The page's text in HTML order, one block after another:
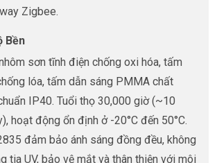
Zigbee.
Bền
sơn tĩnh điện chống oxi hóa, tấm
lóa, tấm dẫn sáng PMMA chất
IP40. Tuổi thọ 30,000 giờ (~10
hoạt động ổn định ở -20°C đến 50°C.
đảm bảo ánh sáng đồng đều, không
tia UV, bảo vệ mắt và thân thiện với môi